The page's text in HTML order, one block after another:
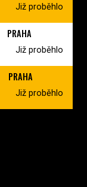
Již proběhlo
PRAHA
Již proběhlo
PRAHA
Již proběhlo